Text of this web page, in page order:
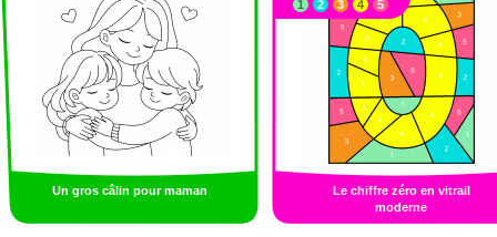
Un gros câlin pour maman
Le chiffre zéro en vitrail
moderne
1
2 3 4 5